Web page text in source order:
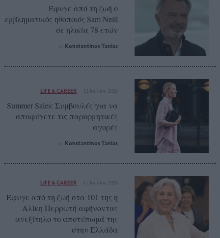
Έφυγε από τη ζωή ο
εμβληματικός ηθοποιός Sam Neill
σε ηλικία 78 ετών
Konstantinos Tanias
LIFE & CAREER 12 Ιουλίου 2026
Summer Sales: Συμβουλές για να
αποφύγετε τις παρορμητικές
αγορές
Konstantinos Tanias
LIFE & CAREER 11 Ιουλίου 2026
Έφυγε από τη ζωή στα 101 της η
Αλίκη Περρωτή αφήνοντας
ανεξίτηλο το αποτύπωμά της
στην Ελλάδα